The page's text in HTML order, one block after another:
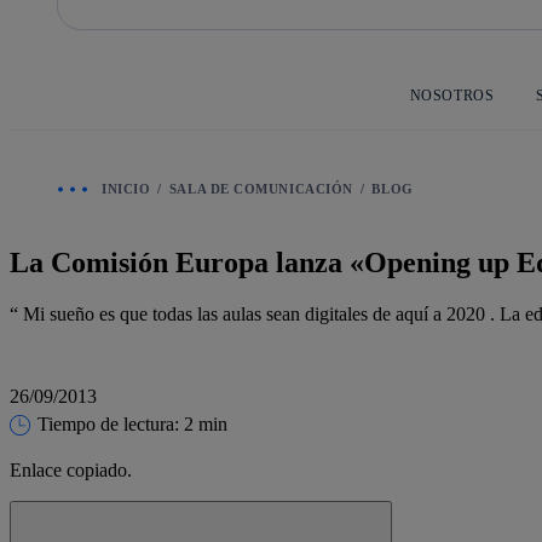
NOSOTROS
INICIO SALA DE COMUNICACIÓN BLOG
La Comisión Europa lanza «Opening up
“ Mi sueño es que todas las aulas sean digitales de aquí a 2020 . La
26/09/2013
Tiempo de lectura: 2 min
Enlace copiado.